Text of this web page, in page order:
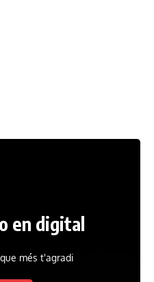
en digital
més t'agradi